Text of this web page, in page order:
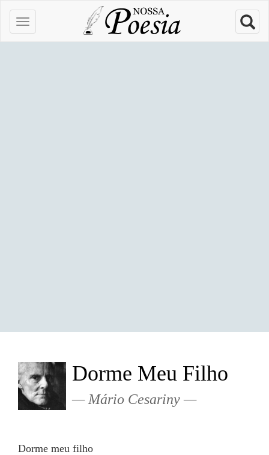
Dorme Meu Filho
Mário Cesariny
Dorme meu filho